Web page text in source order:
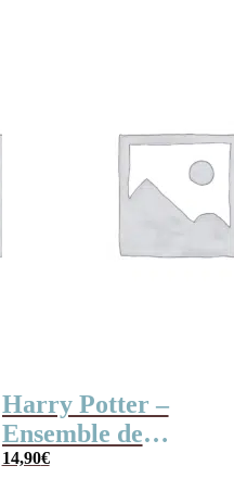
Harry Potter –
Ensemble de
pyjamas short
14,90€